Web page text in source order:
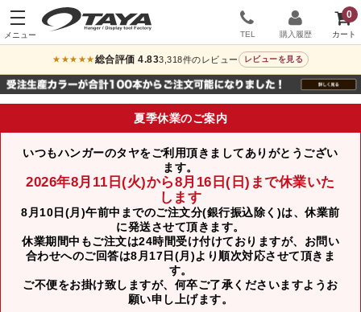
0
TEL 購入履歴
★★★★★総合評価 4.833,318件のレビュー レビューを見る
夏季休業のご案内
いつもハンガーのタヤをご利用頂きましてありがとうござい
ます。
2026年8月11日(火)から8月16日(日)まで休業いた
します
8月10日(月)午前中までのご注文分(銀行振込除く)は、休業前
に発送させて頂きます。
休業期間中もご注文は24時間受け付けておりますが、お問い
合わせへのご回答は8月17日(月)より順次対応させて頂きま
す。
ご不便をお掛け致しますが、何卒ご了承くださいますようお
願い申し上げます。
お知らせ 2024年12月12日年末年始休業のお知らせ
2026年3月7日